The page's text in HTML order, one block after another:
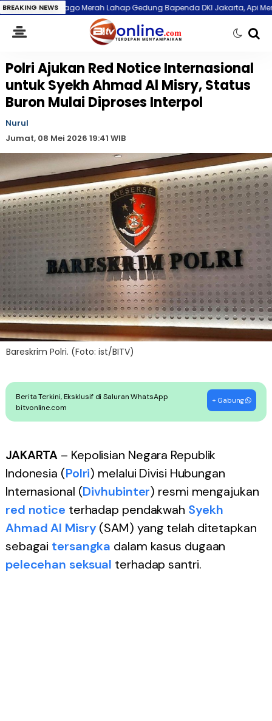
BREAKING NEWS
Lahap Gedung Bapenda DKI Jakarta, Api Membesar hingga
Polri Ajukan Red Notice Internasional
untuk Syekh Ahmad Al Misry, Status
Buron Mulai Diproses Interpol
Nurul
Jumat, 08 Mei 2026 19:41 WIB
Bareskrim Polri. (Foto: ist/BITV)
Berita Terkini, Eksklusif di Saluran WhatsApp
bitvonline.com
+ Gabung
JAKARTA – Kepolisian Negara Republik
Indonesia (Polri) melalui Divisi Hubungan
Internasional (Divhubinter) resmi mengajukan
red notice terhadap pendakwah Syekh
Ahmad Al Misry(SAM) yang telah ditetapkan
sebagai tersangka dalam kasus dugaan
pelecehan seksual terhadap santri.